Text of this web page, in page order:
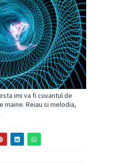
imi va fi cuvantul de
maine. Reiau si melodia,